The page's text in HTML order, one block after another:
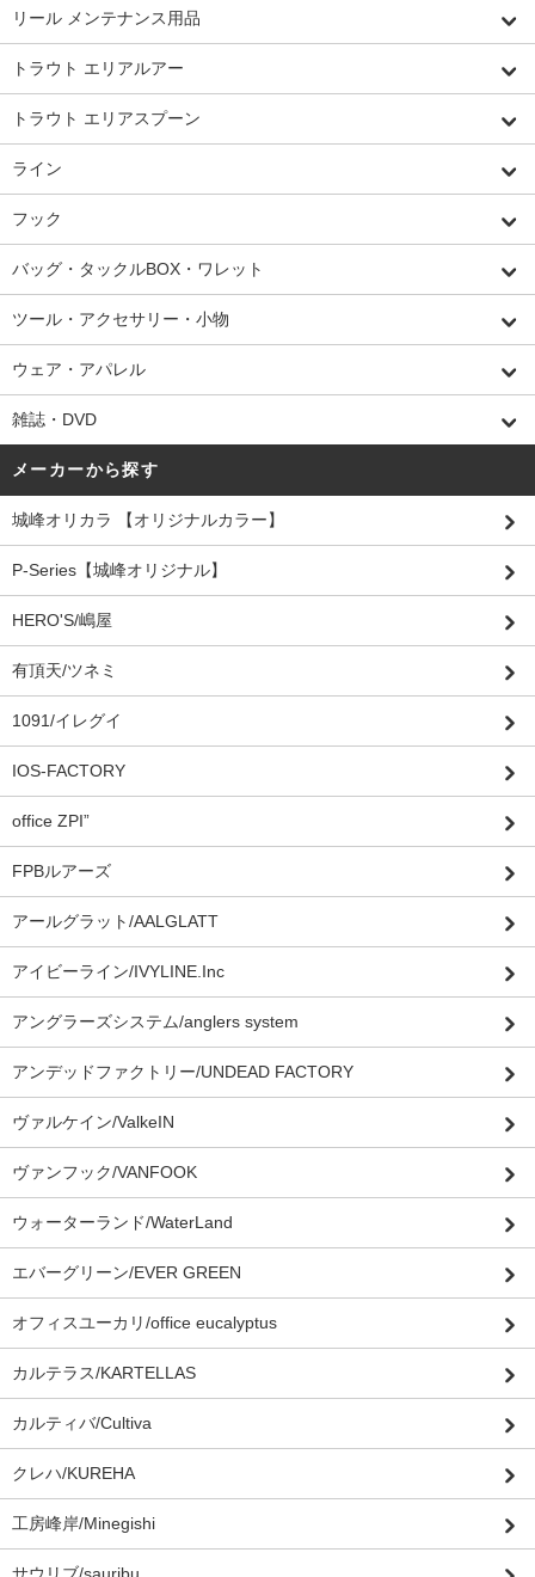
リール メンテナンス用品
トラウト エリアルアー
トラウト エリアスプーン
ライン
フック
バッグ・タックルBOX・ワレット
ツール・アクセサリー・小物
ウェア・アパレル
雑誌・DVD
メーカーから探す
城峰オリカラ 【オリジナルカラー】
P-Series【城峰オリジナル】
HERO'S/嶋屋
有頂天/ツネミ
1091/イレグイ
IOS-FACTORY
office ZPI”
FPBルアーズ
アールグラット/AALGLATT
アイビーライン/IVYLINE.Inc
アングラーズシステム/anglers system
アンデッドファクトリー/UNDEAD FACTORY
ヴァルケイン/ValkeIN
ヴァンフック/VANFOOK
ウォーターランド/WaterLand
エバーグリーン/EVER GREEN
オフィスユーカリ/office eucalyptus
カルテラス/KARTELLAS
カルティバ/Cultiva
クレハ/KUREHA
工房峰岸/Minegishi